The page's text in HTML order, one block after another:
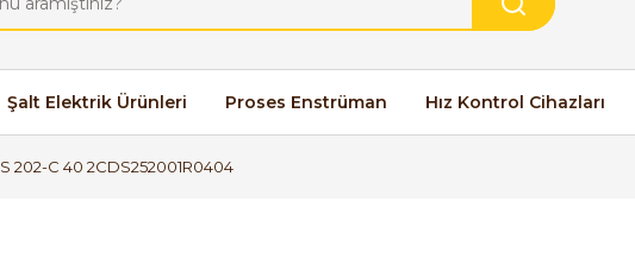
Şalt Elektrik Ürünleri Proses Enstrüman Hız Kontrol Cihazları
202-C 40 2CDS252001R0404